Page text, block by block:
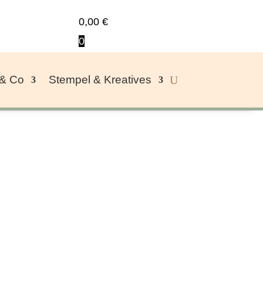
0,00€
0
Co Stempel & Kreatives